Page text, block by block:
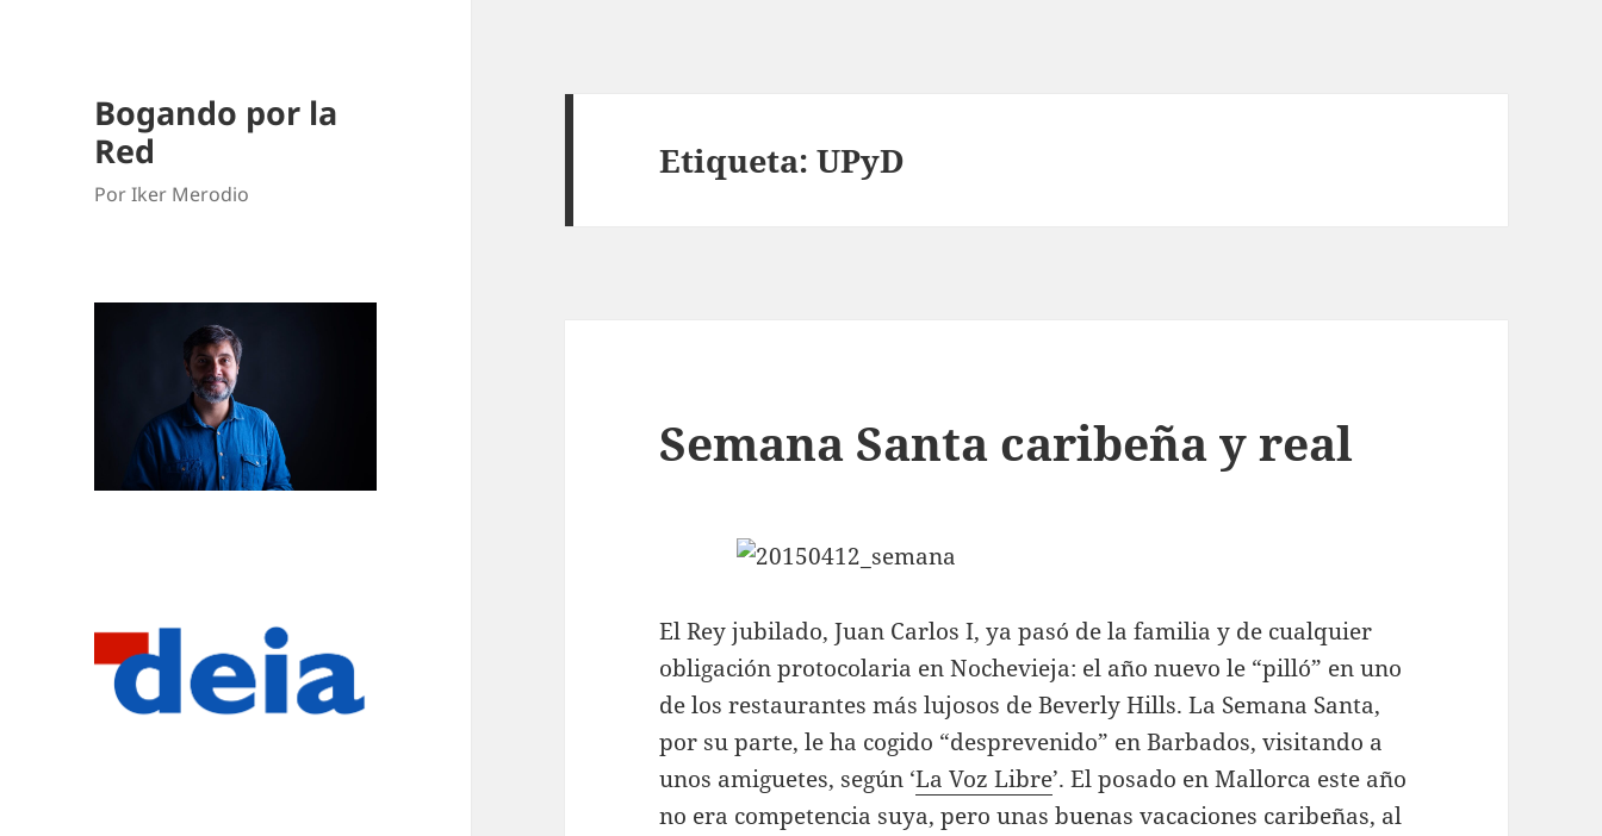
Bogando por la
Red
Por Iker Merodio
Etiqueta:UPyD
Semana Santa caribeña y real
El Rey jubilado, Juan Carlos I, ya pasó de la familia y de cualquier
obligación protocolaria en Nochevieja: el año nuevo le “pilló” en uno
de los restaurantes más lujosos de Beverly Hills. La Semana Santa,
por su parte, le ha cogido “desprevenido” en Barbados, visitando a
unos amiguetes, según ‘La Voz Libre’. El posado en Mallorca este año
no era competencia suya, pero unas buenas vacaciones caribeñas, al